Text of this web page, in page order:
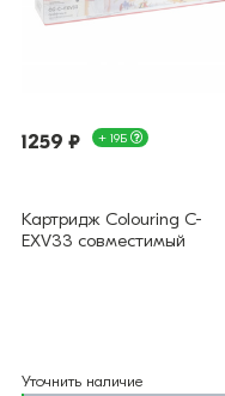
1259 ₽ + 19Б
Картридж Colouring C-
EXV33 совместимый
Уточнить наличие